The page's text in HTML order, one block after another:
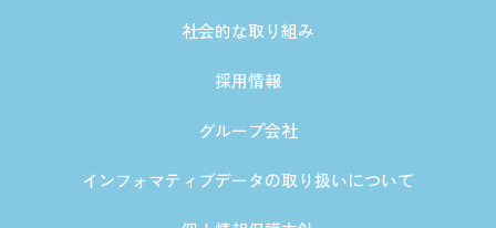
社会的な取り組み
採用情報
グループ会社
インフォマティブデータの取り扱いについて